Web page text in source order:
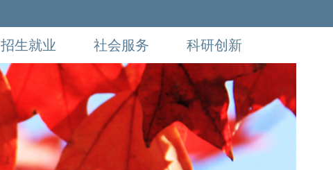
招生就业 社会服务 科研创新